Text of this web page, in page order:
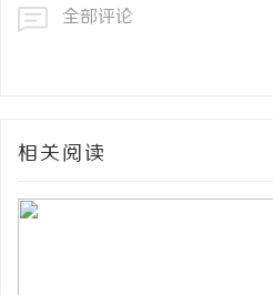
全部评论
相关阅读